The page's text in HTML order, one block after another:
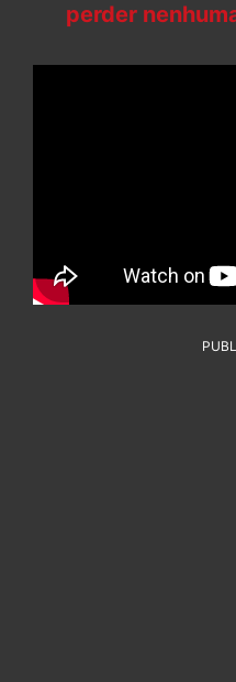
perder